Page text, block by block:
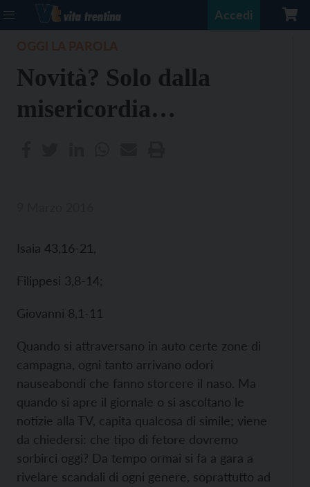
Accedi
Novità? Solo dalla
misericordia…
Isaia 43,16-21,
Filippesi 3,8-14;
Giovanni 8,1-11
Quando si attraversano in auto certe zone di
campagna, ogni tanto arrivano odori
nauseabondi che fanno storcere il naso. Ma
quando si apre il giornale o si ascoltano le
notizie alla TV, capita qualcosa di simile; viene
da chiedersi: che tipo di fetore dovremo
sorbirci oggi? Da tempo ormai si fa a gara a
rivelare scandali di ogni genere, soprattutto ad